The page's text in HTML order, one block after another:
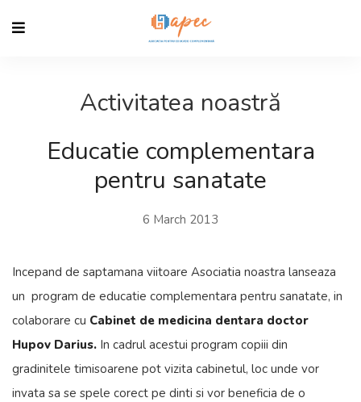
Activitatea noastră
Educatie complementara
pentru sanatate
6 March 2013
Incepand de saptamana viitoare Asociatia noastra lanseaza
un program de educatie complementara pentru sanatate, in
colaborare cu Cabinet de medicina dentara doctor
Hupov Darius. In cadrul acestui program copiii din
gradinitele timisoarene pot vizita cabinetul, loc unde vor
invata sa se spele corect pe dinti si vor beneficia de o